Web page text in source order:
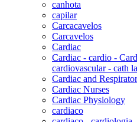
canhota
capilar
Carcacavelos
Carcavelos
Cardiac
Cardiac - cardio -
cardiovascular - cath
Cardiac and
Cardiac Nurses
Cardiac Physiology
cardiaco